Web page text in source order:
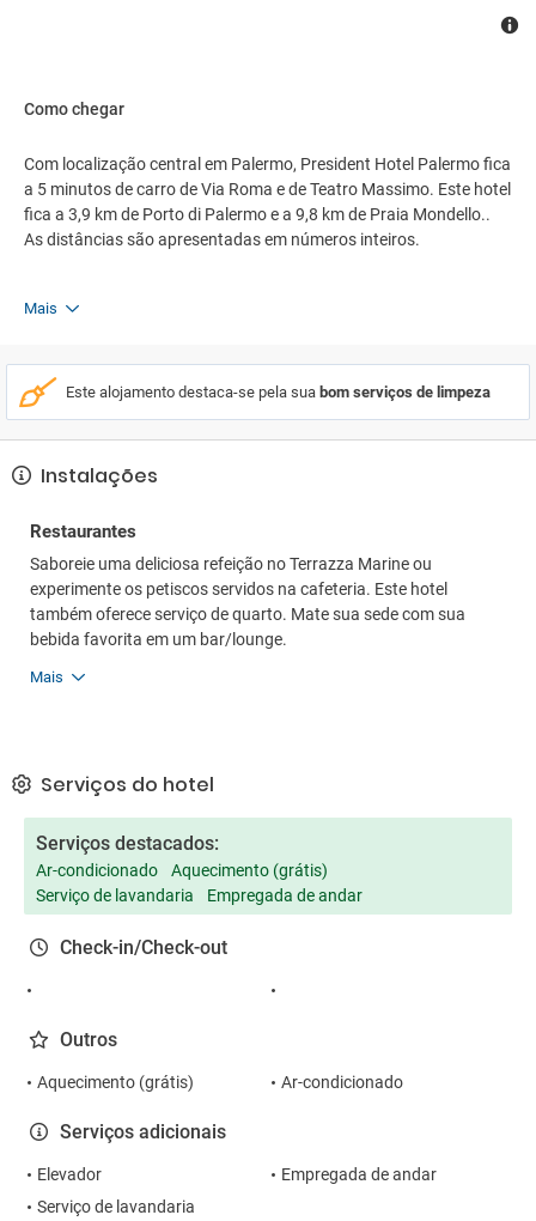
Como chegar
Com localização central em Palermo, President Hotel Palermo fica
a 5 minutos de carro de Via Roma e de Teatro Massimo. Este hotel
fica a 3,9 km de Porto di Palermo e a 9,8 km de Praia Mondello..
As distâncias são apresentadas em números inteiros.
Mais
Este alojamento destaca-se pela sua bom serviços de limpeza
Instalações
Restaurantes
Saboreie uma deliciosa refeição no Terrazza Marine ou
experimente os petiscos servidos na cafeteria. Este hotel
também oferece serviço de quarto. Mate sua sede com sua
bebida favorita em um bar/lounge.
Mais
Serviços do hotel
Serviços destacados:
Ar-condicionado
Aquecimento (grátis)
Serviço de lavandaria
Empregada de andar
Check-in/Check-out
Outros
Aquecimento (grátis) Ar-condicionado
Serviços adicionais
Elevador
Empregada de andar
Serviço de lavandaria